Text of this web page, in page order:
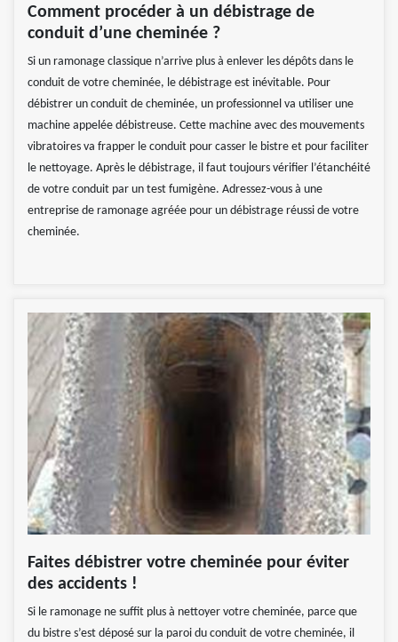
Comment procéder à un débistrage de
conduit d’une cheminée ?
Si un ramonage classique n’arrive plus à enlever les dépôts dans le
conduit de votre cheminée, le débistrage est inévitable. Pour
débistrer un conduit de cheminée, un professionnel va utiliser une
machine appelée débistreuse. Cette machine avec des mouvements
vibratoires va frapper le conduit pour casser le bistre et pour faciliter
le nettoyage. Après le débistrage, il faut toujours vérifier l’étanchéité
de votre conduit par un test fumigène. Adressez-vous à une
entreprise de ramonage agréée pour un débistrage réussi de votre
cheminée.
Faites débistrer votre cheminée pour éviter
des accidents !
Si le ramonage ne suffit plus à nettoyer votre cheminée, parce que
du bistre s’est déposé sur la paroi du conduit de votre cheminée, il